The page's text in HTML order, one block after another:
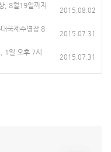
, 8월19일까지
2015.08.02
국제수영장 8
2015.07.31
, 1일 오후 7시
2015.07.31